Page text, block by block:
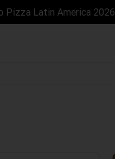
Pizza Latin America 2026